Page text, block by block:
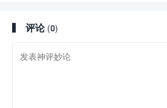
评论 (0)